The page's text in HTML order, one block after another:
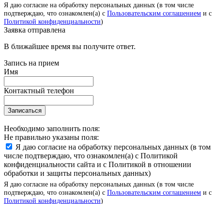
Я даю согласие на обработку персональных данных (в том числе
подтверждаю, что ознакомлен(а) с Пользовательским соглашением и с
Политикой конфиденциальности)
Заявка отправлена
В ближайшее время вы получите ответ.
Запись на прием
Имя
Контактный телефон
Записаться
Необходимо заполнить поля:
Не правильно указаны поля:
Я даю согласие на обработку персональных данных (в том
числе подтверждаю, что ознакомлен(а) с Политикой
конфиденциальности сайта и с Политикой в отношении
обработки и защиты персональных данных)
Я даю согласие на обработку персональных данных (в том числе
подтверждаю, что ознакомлен(а) с Пользовательским соглашением и с
Политикой конфиденциальности)